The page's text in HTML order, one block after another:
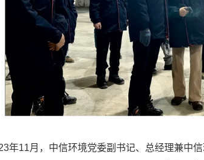
年11月，中信环境党委副书记、总经理兼中